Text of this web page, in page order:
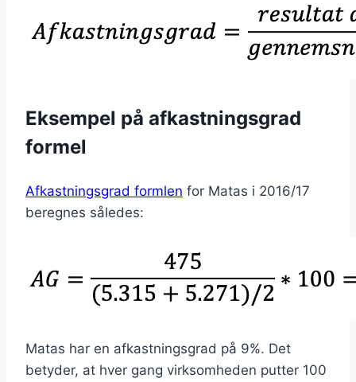
Eksempel på afkastningsgrad
formel
Afkastningsgrad formlen for Matas i 2016/17
beregnes således:
Matas har en afkastningsgrad på 9%. Det
betyder, at hver gang virksomheden putter 100